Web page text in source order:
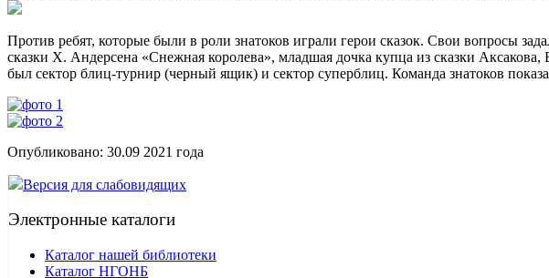
Против ребят, которые были в роли знатоков играли герои сказок. Свои вопросы
сказки Х. Андерсена «Снежная королева», младшая дочка купца из сказки
был сектор блиц-турнир (черный ящик) и сектор суперблиц. Команда знатоков
Опубликовано: 30.09 2021 года
Версия для слабовидящих
Электронные каталоги
Каталог нашей библиотеки
Каталог НГОНБ